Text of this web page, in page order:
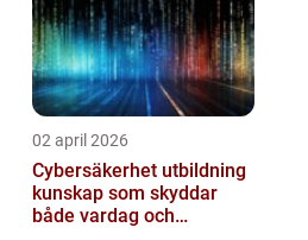
02 april 2026
Cybersäkerhet utbildning
kunskap som skyddar
både vardag och